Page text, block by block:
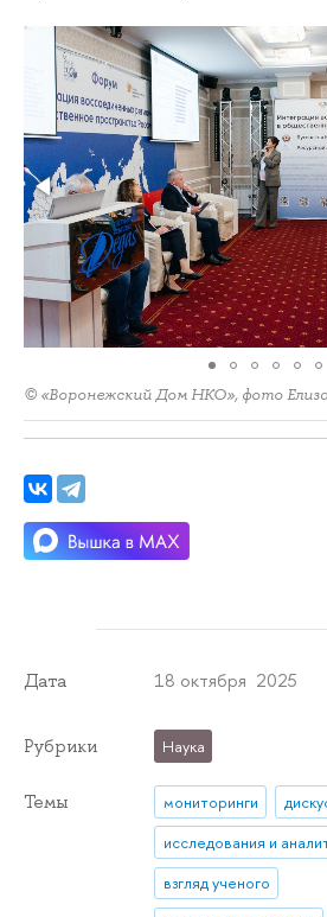
© «Воронежский Дом НКО», фото
Дата 18 октября 2025
Рубрики Наука
Темы мониторинги
исследования и
взгляд ученого